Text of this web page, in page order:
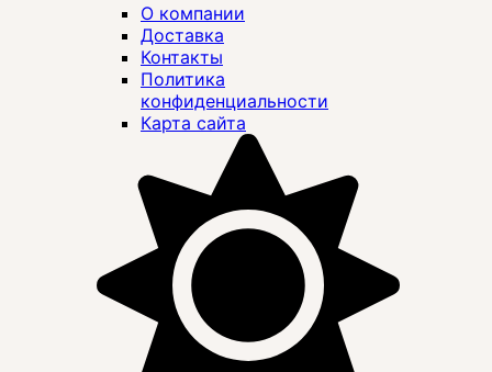
О компании
Доставка
Контакты
Политика
конфиденциальности
Карта сайта